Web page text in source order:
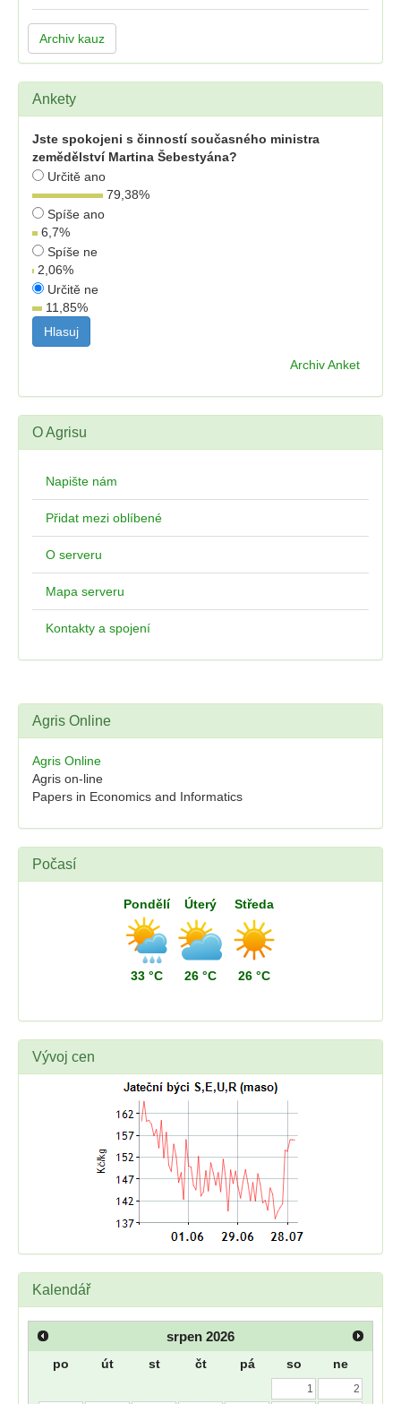
Archiv kauz
Ankety
Jste spokojeni s činností současného ministra
zemědělství Martina Šebestyána?
Určitě ano
79,38%
Spíše ano
6,7%
Spíše ne
2,06%
Určitě ne
11,85%
Archiv Anket
O Agrisu
Napište nám
Přidat mezi oblíbené
O serveru
Mapa serveru
Kontakty a spojení
Agris Online
Agris Online
Agris on-line
Papers in Economics and Informatics
Počasí
Pondělí
33 °C
Úterý
26 °C
Středa
26 °C
Vývoj cen
Kalendář
srpen 2026
po út st čt pá so ne
1
2